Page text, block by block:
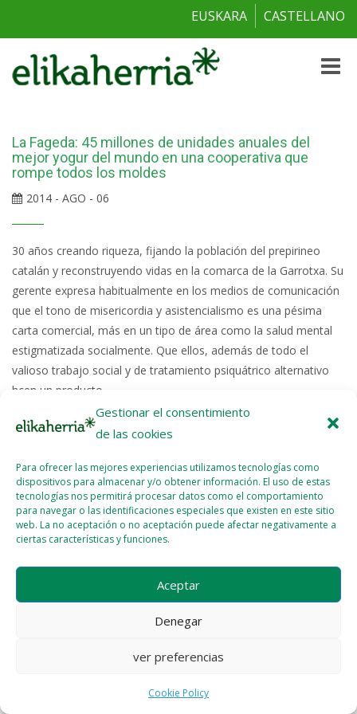
Gestionar el consentimiento
de las cookies
Para ofrecer las mejores experiencias utilizamos tecnologías como
dispositivos para almacenar y/o obtener información. El uso de estas
tecnologías nos permitirá procesar datos como el comportamiento
para navegar o las identificaciones especiales que existen en este sitio
web. La no aceptación o no aceptación puede afectar negativamente a
ciertas características y funciones.
Aceptar
Denegar
ver preferencias
Cookie Policy
EUSKARA CASTELLANO
Toggle
La Fageda: 45 millones de unidades anuales del
mejor yogur del mundo en una cooperativa que
rompe todos los moldes
2014 - AGO - 06
30 años creando riqueza, fijando la población del prepirineo
catalán y reconstruyendo vidas en la comarca de la Garrotxa. Su
gerente expresa habitualmente en los medios de comunicación
que el tono de misericordia y asistencialismo es una pésima
carta comercial, más en un tipo de área como la salud mental
estigmatizada socialmente. Que ellos, además de todo el
valioso trabajo social y de tratamiento psiquátrico alternativo
hcen un producto...
Read More >>